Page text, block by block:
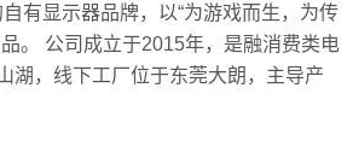
有显示器品牌，以“为游戏而生，为传
。 公司成立于2015年，是融消费类电
湖，线下工厂位于东莞大朗，主导产